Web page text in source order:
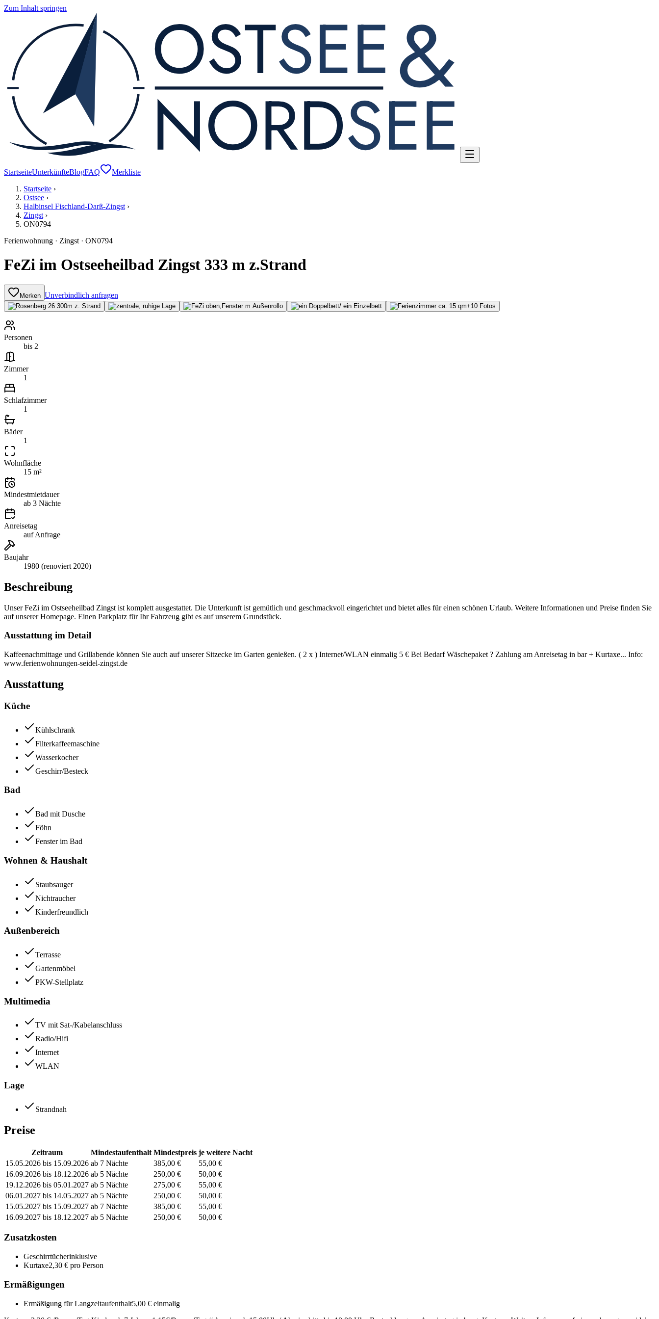
Zum Inhalt springen
StartseiteUnterkünfteBlogFAQ
Merkliste
Startseite ›
Ostsee ›
Halbinsel Fischland-Darß-Zingst ›
Zingst ›
ON0794
Ferienwohnung · Zingst · ON0794
FeZi im Ostseeheilbad Zingst 333 m z.Strand
Merken Unverbindlich anfragen
+10 Fotos
Personen
bis 2
Zimmer
1
Schlafzimmer
1
Bäder
1
Wohnfläche
15 m²
Mindestmietdauer
ab 3 Nächte
Anreisetag
auf Anfrage
Baujahr
1980 (renoviert 2020)
Beschreibung
Unser FeZi im Ostseeheilbad Zingst ist komplett ausgestattet. Die Unterkunft ist gemütlich und geschmackvoll eingerichtet und bietet alles für einen schönen Urlaub. Weitere Informationen und Preise finden Sie
auf unserer Homepage. Einen Parkplatz für Ihr Fahrzeug gibt es auf unserem Grundstück.
Ausstattung im Detail
Kaffeenachmittage und Grillabende können Sie auch auf unserer Sitzecke im Garten genießen. ( 2 x ) Internet/WLAN einmalig 5 € Bei Bedarf Wäschepaket ? Zahlung am Anreisetag in bar + Kurtaxe... Info:
www.ferienwohnungen-seidel-zingst.de
Ausstattung
Küche
Kühlschrank
Filterkaffeemaschine
Wasserkocher
Geschirr/Besteck
Bad
Bad mit Dusche
Föhn
Fenster im Bad
Wohnen & Haushalt
Staubsauger
Nichtraucher
Kinderfreundlich
Außenbereich
Terrasse
Gartenmöbel
PKW-Stellplatz
Multimedia
TV mit Sat-/Kabelanschluss
Radio/Hifi
Internet
WLAN
Lage
Strandnah
Preise
Zeitraum Mindestaufenthalt Mindestpreis je weitere Nacht
15.05.2026 bis 15.09.2026 ab 7 Nächte 385,00 €
55,00 €
16.09.2026 bis 18.12.2026 ab 5 Nächte 250,00 €
50,00 €
19.12.2026 bis 05.01.2027 ab 5 Nächte 275,00 €
55,00 €
06.01.2027 bis 14.05.2027 ab 5 Nächte 250,00 €
50,00 €
15.05.2027 bis 15.09.2027 ab 7 Nächte 385,00 €
55,00 €
16.09.2027 bis 18.12.2027 ab 5 Nächte 250,00 € 50,00 €
Zusatzkosten
Geschirrtücherinklusive
Kurtaxe2,30 € pro Person
Ermäßigungen
Ermäßigung für Langzeitaufenthalt5,00 € einmalig